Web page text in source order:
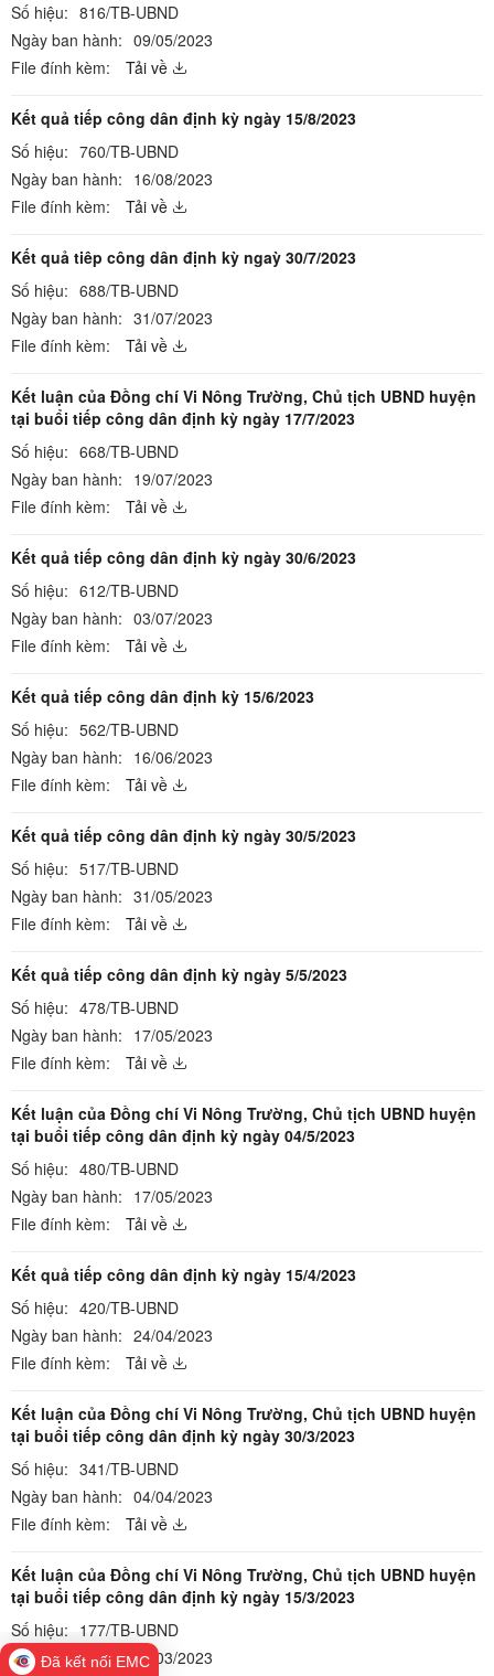
Số hiệu: 816/TB-UBND
Ngày ban hành: 09/05/2023
File đính kèm:
Tải về
Kết quả tiếp công dân định kỳ ngày 15/8/2023
Số hiệu: 760/TB-UBND
Ngày ban hành: 16/08/2023
File đính kèm:
Tải về
Kết quả tiêp công dân định kỳ ngaỳ 30/7/2023
Số hiệu: 688/TB-UBND
Ngày ban hành: 31/07/2023
File đính kèm:
Tải về
Kết luận của Đồng chí Vi Nông Trường, Chủ tịch UBND huyện
tại buổi tiếp công dân định kỳ ngày 17/7/2023
Số hiệu: 668/TB-UBND
Ngày ban hành: 19/07/2023
File đính kèm:
Tải về
Kết quả tiếp công dân định kỳ ngày 30/6/2023
Số hiệu: 612/TB-UBND
Ngày ban hành: 03/07/2023
File đính kèm:
Tải về
Kết quả tiếp công dân định kỳ 15/6/2023
Số hiệu: 562/TB-UBND
Ngày ban hành: 16/06/2023
File đính kèm:
Tải về
Kết quả tiếp công dân định kỳ ngày 30/5/2023
Số hiệu: 517/TB-UBND
Ngày ban hành: 31/05/2023
File đính kèm:
Tải về
Kết quả tiếp công dân định kỳ ngày 5/5/2023
Số hiệu: 478/TB-UBND
Ngày ban hành: 17/05/2023
File đính kèm:
Tải về
Kết luận của Đồng chí Vi Nông Trường, Chủ tịch UBND huyện
tại buổi tiếp công dân định kỳ ngày 04/5/2023
Số hiệu: 480/TB-UBND
Ngày ban hành: 17/05/2023
File đính kèm:
Tải về
Kết quả tiếp công dân định kỳ ngày 15/4/2023
Số hiệu: 420/TB-UBND
Ngày ban hành: 24/04/2023
File đính kèm:
Tải về
Kết luận của Đồng chí Vi Nông Trường, Chủ tịch UBND huyện
tại buổi tiếp công dân định kỳ ngày 30/3/2023
Số hiệu: 341/TB-UBND
Ngày ban hành: 04/04/2023
File đính kèm:
Tải về
Kết luận của Đồng chí Vi Nông Trường, Chủ tịch UBND huyện
tại buổi tiếp công dân định kỳ ngày 15/3/2023
Số hiệu: 177/TB-UBND
Ngày ban hành: 17/03/2023
Đã kết nối EMC